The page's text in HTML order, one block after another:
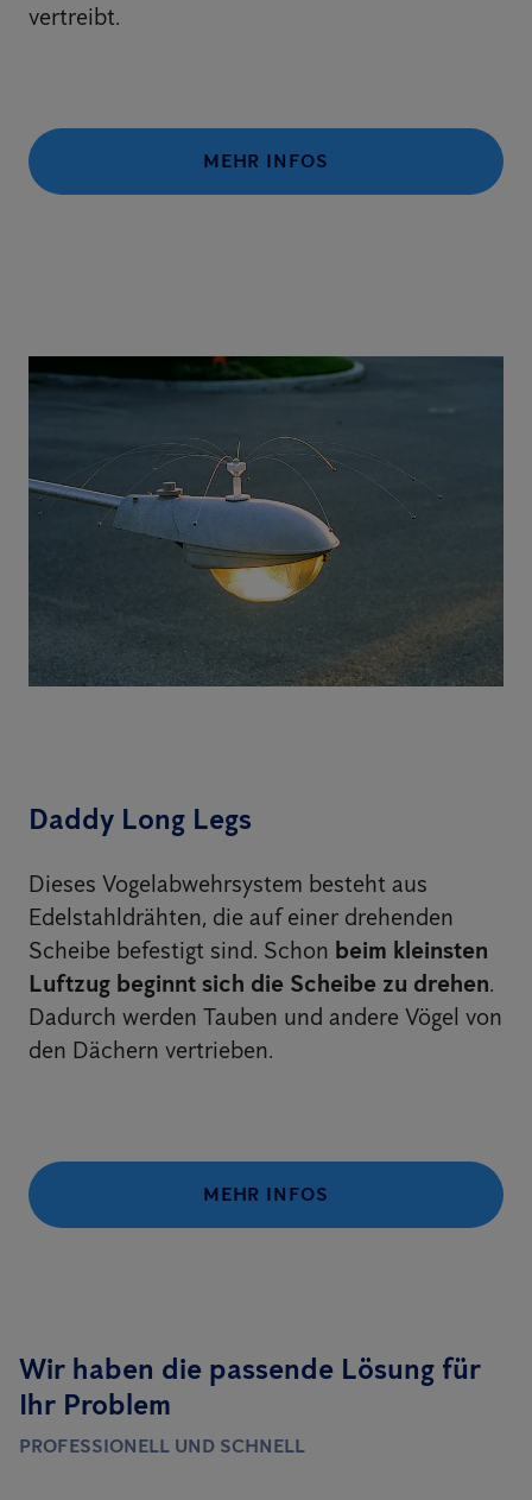
vertreibt.
MEHR INFOS
Daddy Long Legs
Dieses Vogelabwehrsystem besteht aus
Edelstahldrähten, die auf einer drehenden
Scheibe befestigt sind. Schon beim kleinsten
Luftzug beginnt sich die Scheibe zu drehen.
Dadurch werden Tauben und andere Vögel von
den Dächern vertrieben.
MEHR INFOS
Wir haben die passende Lösung für
Ihr Problem
PROFESSIONELL UND SCHNELL